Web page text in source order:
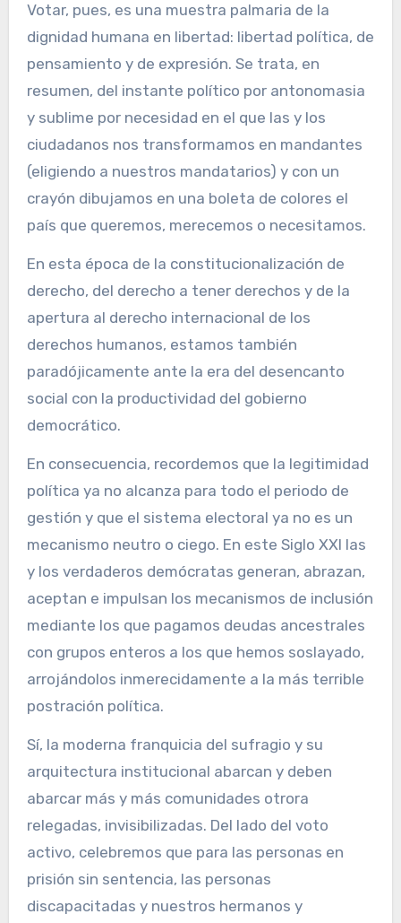
Votar, pues, es una muestra palmaria de la
dignidad humana en libertad: libertad política, de
pensamiento y de expresión. Se trata, en
resumen, del instante político por antonomasia
y sublime por necesidad en el que las y los
ciudadanos nos transformamos en mandantes
(eligiendo a nuestros mandatarios) y con un
crayón dibujamos en una boleta de colores el
país que queremos, merecemos o necesitamos.
En esta época de la constitucionalización de
derecho, del derecho a tener derechos y de la
apertura al derecho internacional de los
derechos humanos, estamos también
paradójicamente ante la era del desencanto
social con la productividad del gobierno
democrático.
En consecuencia, recordemos que la legitimidad
política ya no alcanza para todo el periodo de
gestión y que el sistema electoral ya no es un
mecanismo neutro o ciego. En este Siglo XXI las
y los verdaderos demócratas generan, abrazan,
aceptan e impulsan los mecanismos de inclusión
mediante los que pagamos deudas ancestrales
con grupos enteros a los que hemos soslayado,
arrojándolos inmerecidamente a la más terrible
postración política.
Sí, la moderna franquicia del sufragio y su
arquitectura institucional abarcan y deben
abarcar más y más comunidades otrora
relegadas, invisibilizadas. Del lado del voto
activo, celebremos que para las personas en
prisión sin sentencia, las personas
discapacitadas y nuestros hermanos y